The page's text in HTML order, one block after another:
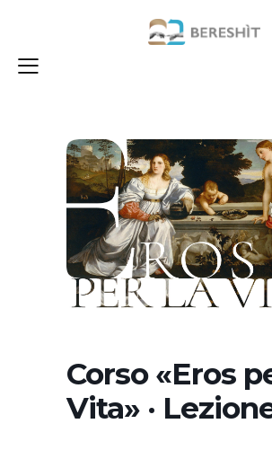
Corso «Eros
Vita» ·